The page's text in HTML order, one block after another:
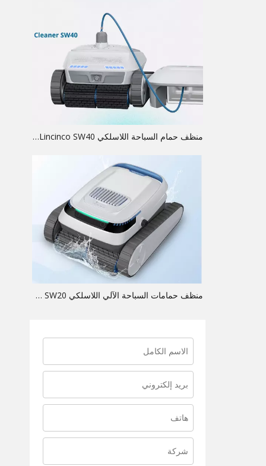
منظف ​​حمام السباحة اللاسلكي Lincinco SW40: قوة أربعة محركات، وقت تشغيل 10,400 مللي أمبير في الساعة، وتغطية كاملة للسطح
منظف ​​حمامات السباحة الآلي اللاسلكي Lincinco SW20: كان موزعو فرص OEM ذات الهامش العالي في انتظارهم